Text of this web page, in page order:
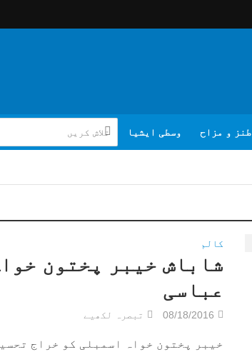
طنز و مزاح وسطی ایشیا
کالم
شاباش خیبر پختون
عباسی
08/18/2016 تبصرہ لکھیے
خیبر پختون خواہ اسمبلی کو خراج